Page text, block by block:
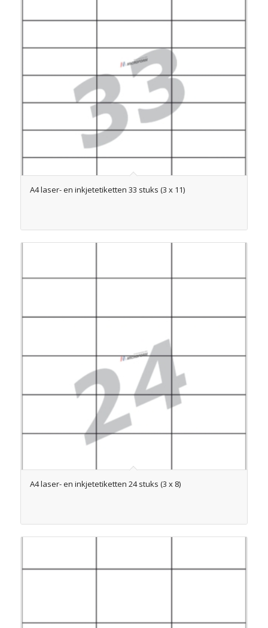
A4 laser- en inkjetetiketten 33 stuks (3 x 11)
A4 laser- en inkjetetiketten 24 stuks (3 x 8)